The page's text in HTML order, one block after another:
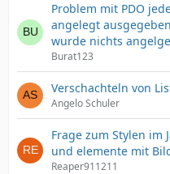
Problem mit PDO
angelegt
wurde nichts
Burat123
Verschachteln von
Angelo Schuler
Frage zum Stylen im
und elemente mit
Reaper911211